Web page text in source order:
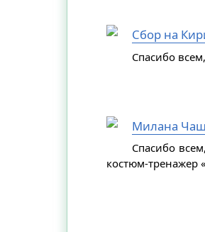
Сбор на
Спасибо
Милана
Спасибо
костюм-тренажер